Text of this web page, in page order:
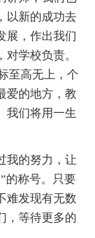
以新的成功去
展，作出我们
学校负责。
至高无上，个
爱的地方，教
我们将用一生
我的努力，让
的称号。只要
难发现有无数
，等待更多的